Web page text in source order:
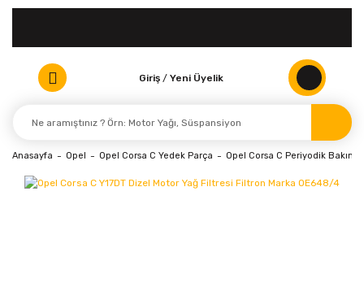
Giriş / Yeni Üyelik
Anasayfa Opel Opel Corsa C Yedek Parça Opel Corsa C Periyodik Bakım